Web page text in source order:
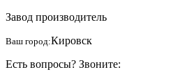
Завод производитель
Ваш город:Кировск
Есть вопросы? Звоните: